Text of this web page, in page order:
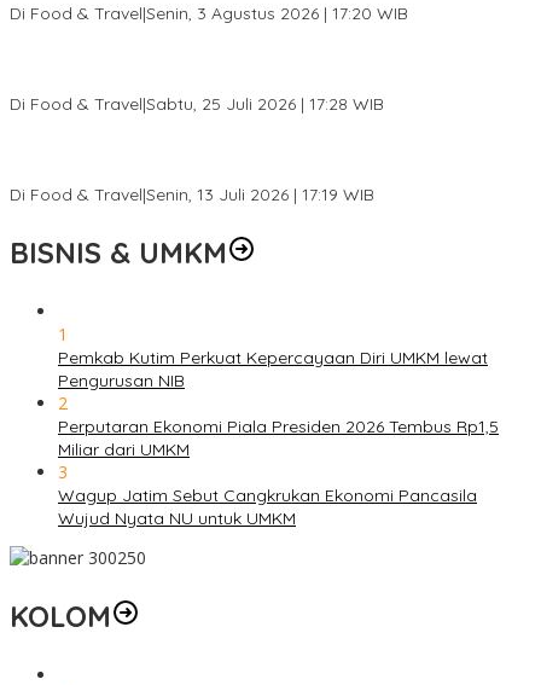
Di Food & Travel|Senin, 3 Agustus 2026 | 17:20 WIB
Di Food & Travel|Sabtu, 25 Juli 2026 | 17:28 WIB
Di Food & Travel|Senin, 13 Juli 2026 | 17:19 WIB
BISNIS & UMKM
1
Pemkab Kutim Perkuat Kepercayaan Diri UMKM lewat
Pengurusan NIB
2
Perputaran Ekonomi Piala Presiden 2026 Tembus Rp1,5
Miliar dari UMKM
3
Wagup Jatim Sebut Cangkrukan Ekonomi Pancasila
Wujud Nyata NU untuk UMKM
KOLOM